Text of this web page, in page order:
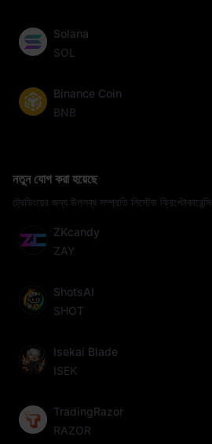
Solana
SOL
Binance Coin
BNB
নতুন যোগ করা হয়েছে
ট্রেডিংয়ের জন্য উপলব্ধ সম্প্রতি লিস্টেড ক্রিপ্টোকারেন্সি
ZKcandy
ZAY
ShotsAI
SHOT
Isekai Blade
ISEK
TradingRazor
RAZOR